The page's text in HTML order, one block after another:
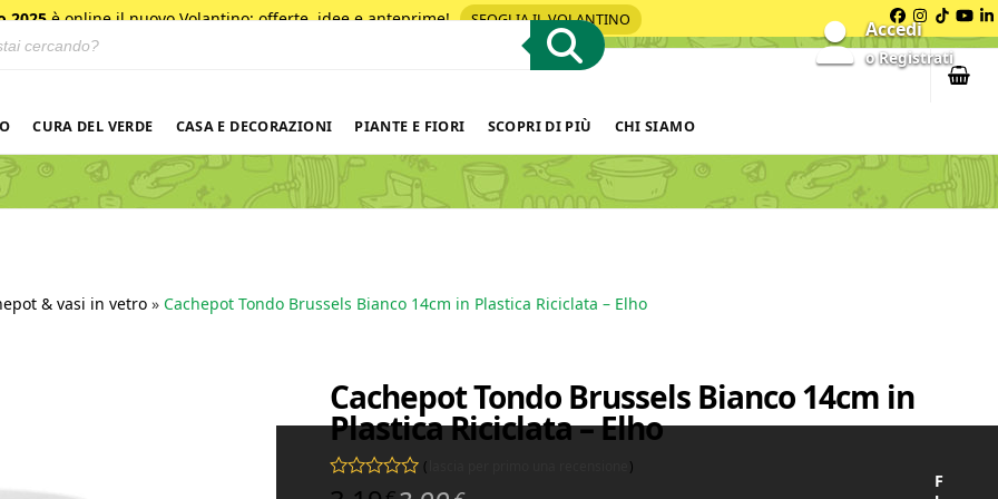
2025è online il nuovo Volantino: offerte, idee e anteprime! SFOGLIA IL VOLANTINO Facebook
Instagram
Tiktok
prodotti Accedi
o Registrati
CURA DEL VERDE CASA E DECORAZIONI PIANTE E FIORI SCOPRI DI PIÙ CHI SIAMO
& vasi in vetro » Cachepot Tondo Brussels Bianco 14cm in Plastica Riciclata – Elho
Cachepot Tondo Brussels Bianco 14cm in
Plastica Riciclata – Elho
Valutato0 su 5
( )
F